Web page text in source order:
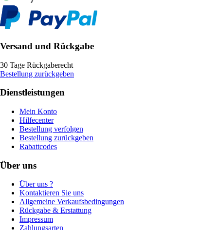
Versand und Rückgabe
30 Tage Rückgaberecht
Bestellung zurückgeben
Dienstleistungen
Mein Konto
Hilfecenter
Bestellung verfolgen
Bestellung zurückgeben
Rabattcodes
Über uns
Über uns ?
Kontaktieren Sie uns
Allgemeine Verkaufsbedingungen
Rückgabe & Erstattung
Impressum
Zahlungsarten